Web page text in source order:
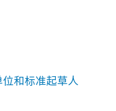
和标准起草人